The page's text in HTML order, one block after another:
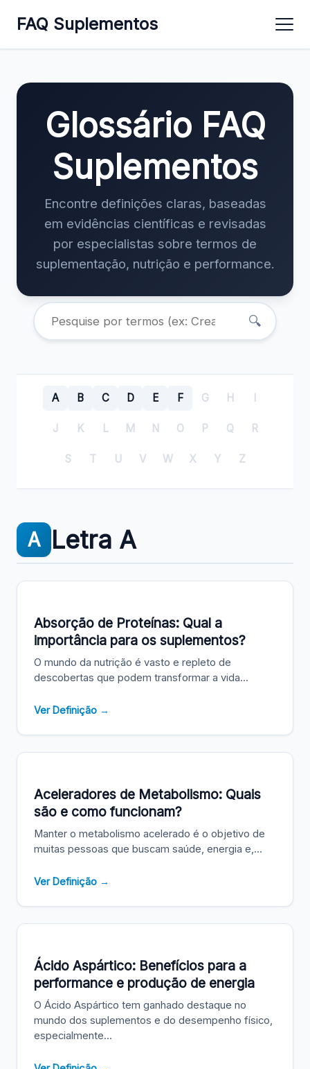
FAQ Suplementos
Glossário FAQ
Suplementos
Encontre definições claras, baseadas
em evidências científicas e revisadas
por especialistas sobre termos de
suplementação, nutrição e performance.
🔍
A B C D E F G H
J K L M N O P Q R
S T U V W X Y Z
A Letra A
Absorção de Proteínas: Qual a
importância para os suplementos?
O mundo da nutrição é vasto e repleto de
descobertas que podem transformar a vida...
Ver Definição →
Aceleradores de Metabolismo: Quais
são e como funcionam?
Manter o metabolismo acelerado é o objetivo de
muitas pessoas que buscam saúde, energia e,...
Ver Definição →
Ácido Aspártico: Benefícios para a
performance e produção de energia
O Ácido Aspártico tem ganhado destaque no
mundo dos suplementos e do desempenho físico,
especialmente...